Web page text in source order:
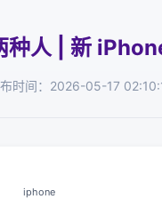
种人 | 新
时间：2026-05-17
iphone